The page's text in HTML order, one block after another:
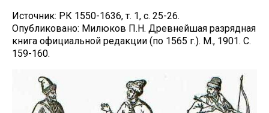
Источник: РК 1550-1636, т. 1, с. 25-26.
Опубликовано: Милюков П.Н. Древнейшая разрядная
книга официальной редакции (по 1565 г.). М., 1901. С.
159-160.